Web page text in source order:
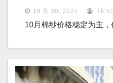
10 月 30, 2025
10月棉纱价格稳定为主